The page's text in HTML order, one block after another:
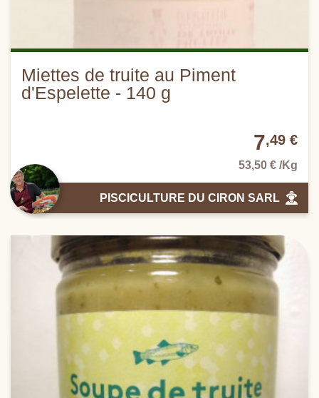
Miettes de truite au Piment
d'Espelette - 140 g
7,49 €
53,50 € /Kg
PISCICULTURE DU CIRON SARL